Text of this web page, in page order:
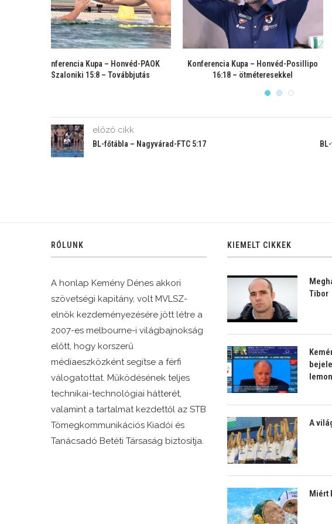
Kezdődik a Konferencia Kupa első
selejtezőköre – Utrechtben...
Magyar Kupa-elődöntők:
Honvéd és BVSC-FTC
előző cikk
BL-főtábla – Nagyvárad-FTC 5:17
RÓLUNK
A honlap Kemény Dénes akkori
szövetségi kapitány, volt MVLSZ-
elnök kezdeményezésére jött létre a
2007-es melbourne-i világbajnokság
előtt, hogy korszerű
médiaeszközként segítse a férfi
válogatottat. Működésének teljes
technikai-technológiai hátterét,
valamint a tartalmat kezdettől az STB
Tömegkommunikációs Kiadói és
Tanácsadó Betéti Társaság biztosítja.
KIEMELT CIKKEK
Tibor
A
Miért